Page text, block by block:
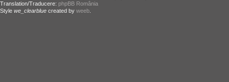
Translation/Traducere: phpBB România
Style we_clearblue created by weeb